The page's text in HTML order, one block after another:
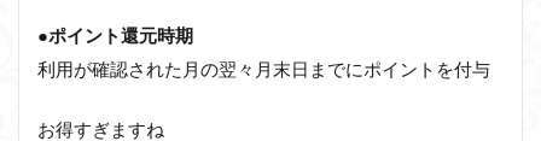
●ポイント還元時期
利用が確認された月の翌々月末日までにポイントを付与
お得すぎますね